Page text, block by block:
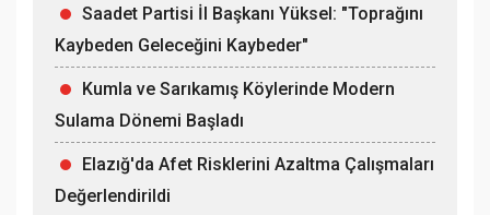
Saadet Partisi İl Başkanı Yüksel: "Toprağını
Kaybeden Geleceğini Kaybeder"
Kumla ve Sarıkamış Köylerinde Modern
Sulama Dönemi Başladı
Elazığ'da Afet Risklerini Azaltma Çalışmaları
Değerlendirildi